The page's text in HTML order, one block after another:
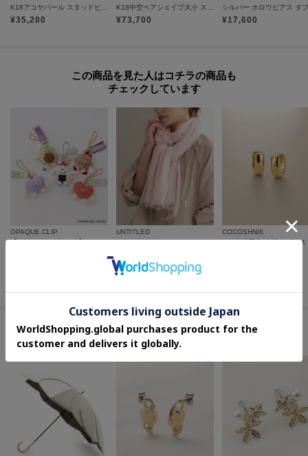
各お届け時期毎に、商品の発送をご希望の場合は1点づつカートに入れてご購
K18アコヤパール スタッドピアス
¥35,200
K18中空ペアシェイプ大小 スタッドピアス
¥73,700 ¥17,600
この商品を見た人はコチラの商品も
チェックしています
OPAQUE.CLIP
【WANPAKU HOUSE】アソートパペットチャーム
UNTITLED
コットンリネンストール
60%OFF
COCOSHNIK
K18中空甲丸 中折れピアス
セールアイテムからのおすすめ